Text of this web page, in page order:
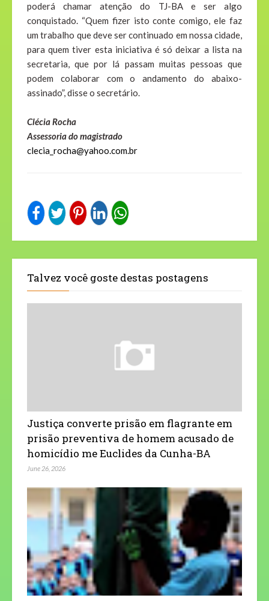
poderá chamar atenção do TJ-BA e ser algo
conquistado. “Quem fizer isto conte comigo, ele faz
um trabalho que deve ser continuado em nossa cidade,
para quem tiver esta iniciativa é só deixar a lista na
secretaria, que por lá passam muitas pessoas que
podem colaborar com o andamento do abaixo-
assinado”, disse o secretário.
Clécia Rocha
Assessoria do magistrado
clecia_rocha@yahoo.com.br
Talvez você goste destas postagens
Justiça converte prisão em flagrante em
prisão preventiva de homem acusado de
homicídio me Euclides da Cunha-BA
June 26, 2026